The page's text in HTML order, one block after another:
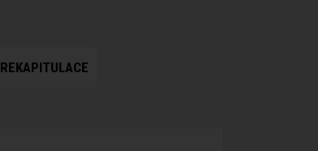
REKAPITULACE